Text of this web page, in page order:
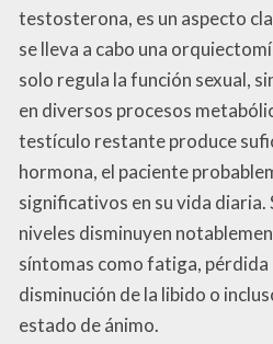
testosterona, es un aspecto
se lleva a cabo una
solo regula la función sexual,
en diversos procesos
testículo restante produce
hormona, el paciente
significativos en su vida diaria.
niveles disminuyen
síntomas como fatiga, pérdida
disminución de la libido o
estado de ánimo.